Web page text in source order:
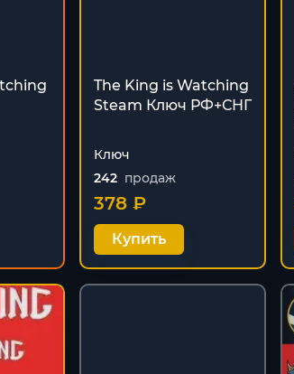
The King is Watching
Steam Ключ РФ+СНГ
Ключ
242 продаж
378 ₽
Купить